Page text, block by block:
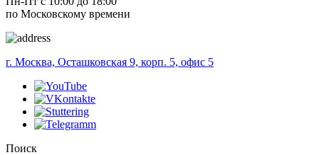
по Московскому времени
г. Москва, Осташковская 9, корп. 5, офис 5
Поиск